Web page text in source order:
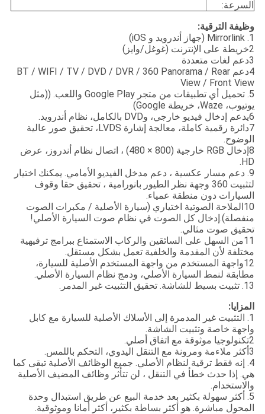
السرعة:
وظيفة الترقية:
1. Mirrorlink (جهاز أندرويد و iOS)
2خريطة على الإنترنت (غوغل/وايز)
3دعم لغات متعددة
4دعم BT / WIFI / TV / DVD / DVR / 360 Panorama / Rear
View / Front View
5. تحميل أي تطبيقات من متجر Google Play واللعب. ((مثل
يوتيوب، Waze، خريطة Google)
6يدعم إدخال فيديو خارجي، وDVD بالكامل، نظام أندرويد.
7دائرة رقمية كاملة، معالجة إشارة LVDS، تحقيق صور عالية
الوضوح.
8إدخال RGB خارجية (800 × 480) ، اتصال نظام أندروز، عرض
HD.
9. دعم مسار عكسية ، دعم مدخل الفيديو الأمامي. يمكنك اختيار
لتثبيت 360 وجهة نظر الطيور بانورامية ، تحقيق حقا وقوف
السيارات دون منطقة عمياء.
10الملاحة الصوتية اختياري (سيارة الأصلية / مكبرات الصوت
منفصلة).إدخال كل الصوت في نظام صوت السيارة الأصلي!
تحقيق صوت مثالي.
11من السهل على السائقين والركاب الاستمتاع ببرامج ترفيهية
مختلفة لأن المقدمة والخلفية تعمل بشكل مستقل.
12واجهة المستخدم من واجهة المستخدم الأصلية للسيارة،
مطابقة لنمط السيارة الأصلي، ودمج نظام السيارة الأصلي.
13. تثبيت بسيط للشاشة. تحقيق التثبيت غير المدمر.
المزايا:
1. التثبيت غير المدمرة إلى الأسلاك الأصلية للسيارة مع كابل
واجهة خاصة وتثبيت الشاشة.
2تكنولوجيا موثوقة مع اتفاق أصلي.
3أكثر ملاءمة ومرونة مع التنقل اليدوي، التحكم باللمس.
4. إنه فقط ترقية لنظام الأصلي. جميع الوظائف الأصلية تبقى كما
هي. إذا حدث خطأ في التنقل ، لن تتأثر وظائف المضيف الأصلية
والاستخدام.
5. أكثر سهولة بكثير بعد خدمة البيع عن طريق استبدال وحدة
المحول مباشرة. هو أكثر بساطة بكثير، أكثر أمانا وموثوقية.